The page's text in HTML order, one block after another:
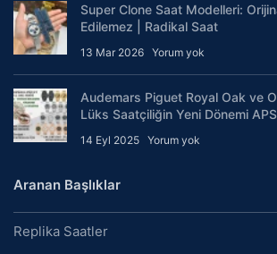
Super Clone Saat Modelleri:
Edilemez | Radikal Saat
13 Mar 2026 Yorum yok
Audemars Piguet Royal Oak ve
Lüks Saatçiliğin Yeni Dönemi
14 Eyl 2025 Yorum yok
Aranan Başlıklar
Replika Saatler